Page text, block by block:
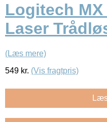
Logitech
Laser
(Læs mere)
549 kr. (Vis fragtpris)